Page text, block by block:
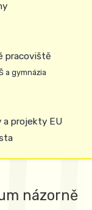
pracoviště
a gymnázia
a projekty EU
názorně